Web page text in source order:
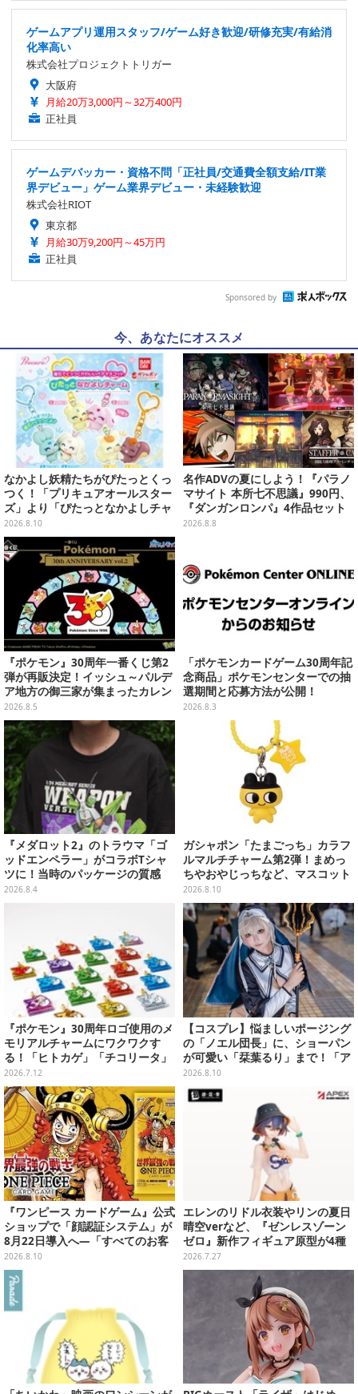
ゲームアプリ運用スタッフ/ゲーム好き歓迎/研修充実/有給消
化率高い
株式会社プロジェクトトリガー
大阪府
月給20万3,000円～32万400円
正社員
ゲームデバッカー・資格不問「正社員/交通費全額支給/IT業
界デビュー」ゲーム業界デビュー・未経験歓迎
株式会社RIOT
東京都
月給30万9,200円～45万円
正社員
Sponsored by
今、あなたにオススメ
なかよし妖精たちがぴたっとくっ
つく！「プリキュアオールスター
ズ」より「ぴたっとなかよしチャ
ーム」が8月発売
2026.8.10
名作ADVの夏にしよう！『パラノ
マサイト 本所七不思議』990円、
『ダンガンロンパ』4作品セット
で3,060円、“お紳士”な恋愛ADV
2026.8.8
『ポケモン』30周年一番くじ第2
弾が再販決定！イッシュ～パルデ
ア地方の御三家が集まったカレン
ダー、ぬいぐるみなど記念グッズ
盛りだくさん
2026.8.5
「ポケモンカードゲーム30周年記
念商品」ポケモンセンターでの抽
選期間と応募方法が公開！
2026.8.3
『メダロット2』のトラウマ「ゴ
ッドエンペラー」がコラボTシャ
ツに！当時のパッケージの質感
を、あえてデジタルで再現
2026.8.4
ガシャポン「たまごっち」カラフ
ルマルチチャーム第2弾！まめっ
ちやおやじっちなど、マスコット
＆バンドの色がリンクした全6種
2026.8.10
『ポケモン』30周年ロゴ使用のメ
モリアルチャームにワクワクす
る！「ヒトカゲ」「チコリータ」
たち御三家や、幻のポケモンも揃
えた全20種
2026.7.12
【コスプレ】悩ましいポージング
の「ノエル団長」に、ショーパン
が可愛い「栞葉るり」まで！「ア
コスタ池袋」人気VTuberレイヤ
ーまとめ
2026.8.10
『ワンピース カードゲーム』公式
ショップで「顔認証システム」が
8月22日導入へ―「すべてのお客
様へ公平な販売機会をお届けする
ため」
2026.8.10
エレンのリドル衣装やリンの夏日
晴空verなど、『ゼンレスゾーン
ゼロ』新作フィギュア原型が4種
公開！
2026.7.27